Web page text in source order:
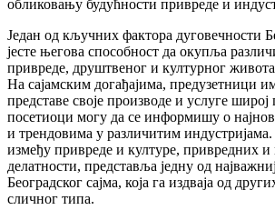
обликовању будућности привреде и
Један од кључних фактора дуговечности
јесте његова способност да окупља
привреде, друштвеног и културног
На сајамским догађајима, предузетници
представе своје производе и услуге
посетиоци могу да се информишу о
и трендовима у различитим индустријама.
између привреде и културе, привредних
делатности, представља једну од
Београдског сајма, која га издваја од
сличног типа.